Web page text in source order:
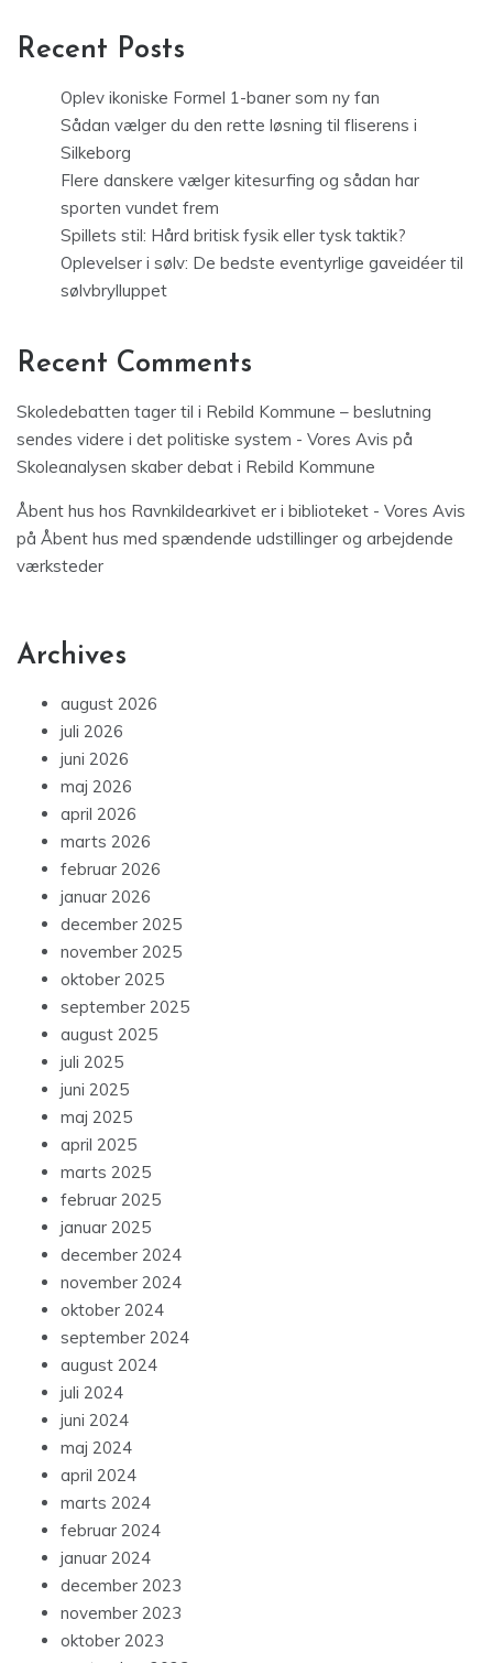
Recent Posts
Oplev ikoniske Formel 1-baner som ny fan
Sådan vælger du den rette løsning til fliserens i
Silkeborg
Flere danskere vælger kitesurfing og sådan har
sporten vundet frem
Spillets stil: Hård britisk fysik eller tysk taktik?
Oplevelser i sølv: De bedste eventyrlige gaveidéer til
sølvbrylluppet
Recent Comments
Skoledebatten tager til i Rebild Kommune – beslutning
sendes videre i det politiske system - Vores Avis på
Skoleanalysen skaber debat i Rebild Kommune
Åbent hus hos Ravnkildearkivet er i biblioteket - Vores Avis
på Åbent hus med spændende udstillinger og arbejdende
værksteder
Archives
august 2026
juli 2026
juni 2026
maj 2026
april 2026
marts 2026
februar 2026
januar 2026
december 2025
november 2025
oktober 2025
september 2025
august 2025
juli 2025
juni 2025
maj 2025
april 2025
marts 2025
februar 2025
januar 2025
december 2024
november 2024
oktober 2024
september 2024
august 2024
juli 2024
juni 2024
maj 2024
april 2024
marts 2024
februar 2024
januar 2024
december 2023
november 2023
oktober 2023